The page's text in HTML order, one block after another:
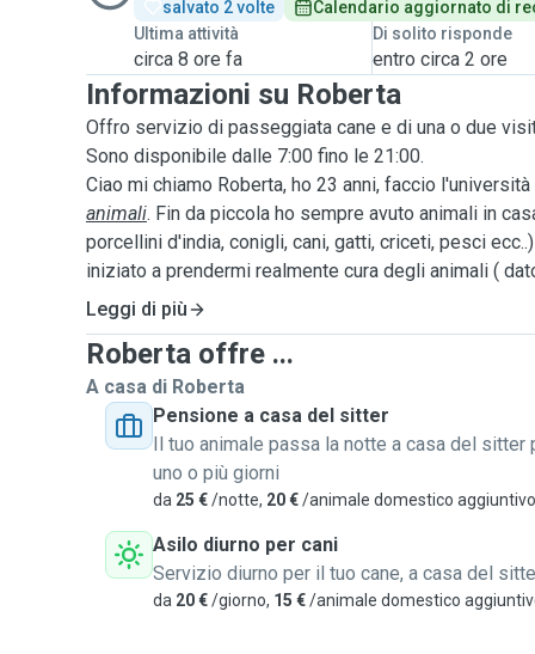
salvato 2 volte
Calendario aggiornato di
Ultima attività
circa 8 ore fa
Di solito risponde
entro circa 2 ore
Informazioni su Roberta
Offro servizio di passeggiata cane e di una o due
Sono disponibile dalle 7:00 fino le 21:00.
Ciao mi chiamo Roberta, ho 23 anni, faccio l'università
animali. Fin da piccola ho sempre avuto animali in
porcellini d'india, conigli, cani, gatti, criceti, pesci
iniziato a prendermi realmente cura degli animali (
madre se ne prendeva cura) grazie a un evento che
ha fatto iniziare ad amare ancora di più gli animali!
Circa tre anni fa ho raccolto un
veterinario disse che aveva poca
3 ore la notteper dargli il latte con il
) e
con me, dandogli tanto amore e tante cure alla fine è
avuto la mia prima e vera gatta che ha fatto dei
fatto altri cuccioli. Sono arrivata ad avereanche 8 gatti
cui una è una randagia che viene a mangiare sempre
ho avuto vari cani, oraho un labrador
che è durato 22 anni( ci prendevamo cura di lei io e
perché non aveva i denti e le davamo le medicine che
veterinario)ed è morto di vecchiaia e uno Yorkshire
Leggi di più
Roberta offre ...
A casa di Roberta
Pensione a casa del sitter
Il tuo animale passa la notte a casa del sitter
uno o più giorni
da 25 €/notte, 20 €/animale domestico aggiuntivo
Asilo diurno per cani
Servizio diurno per il tuo cane, a casa del
da 20 €/giorno, 15 €/animale domestico